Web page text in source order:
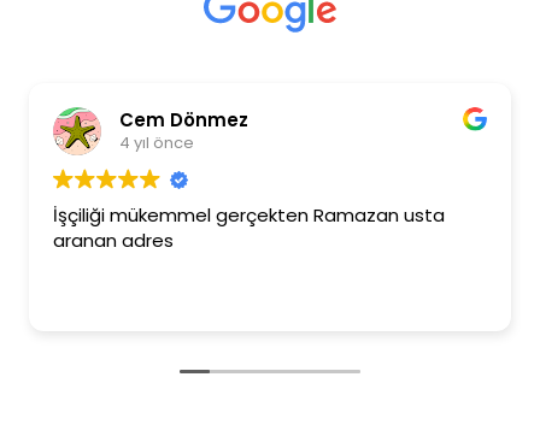
Cem Dönmez
4 yıl önce
İşçiliği mükemmel gerçekten Ramazan usta
aranan adres